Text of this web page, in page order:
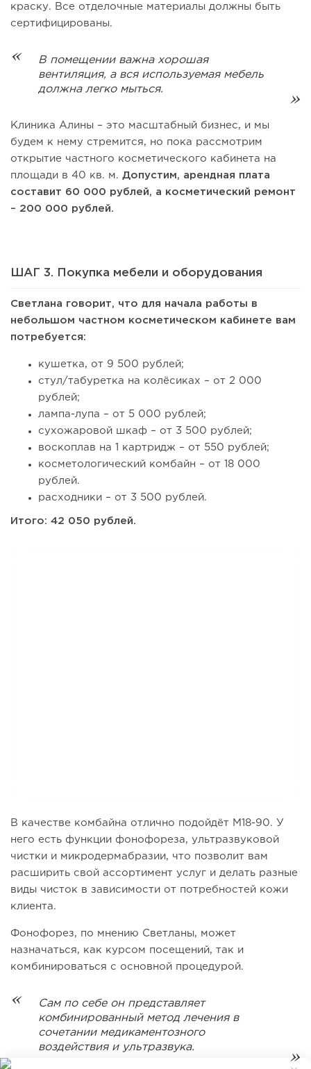
краску. Все отделочные материалы должны быть
сертифицированы.
В помещении важна хорошая
вентиляция, а вся используемая мебель
должна легко мыться.
Клиника Алины – это масштабный бизнес, и мы
будем к нему стремится, но пока рассмотрим
открытие частного косметического кабинета на
площади в 40 кв. м. Допустим, арендная плата
составит 60 000 рублей, а косметический ремонт
– 200 000 рублей.
ШАГ 3. Покупка мебели и оборудования
Светлана говорит, что для начала работы в
небольшом частном косметическом кабинете вам
потребуется:
кушетка, от 9 500 рублей;
стул/табуретка на колёсиках – от 2 000
рублей;
лампа-лупа – от 5 000 рублей;
сухожаровой шкаф – от 3 500 рублей;
воскоплав на 1 картридж – от 550 рублей;
косметологический комбайн – от 18 000
рублей.
расходники – от 3 500 рублей.
Итого: 42 050 рублей.
В качестве комбайна отлично подойдёт M18-90. У
него есть функции фонофореза, ультразвуковой
чистки и микродермабразии, что позволит вам
расширить свой ассортимент услуг и делать разные
виды чисток в зависимости от потребностей кожи
клиента.
Фонофорез, по мнению Светланы, может
назначаться, как курсом посещений, так и
комбинироваться с основной процедурой.
Сам по себе он представляет
комбинированный метод лечения в
сочетании медикаментозного
воздействия и ультразвука.